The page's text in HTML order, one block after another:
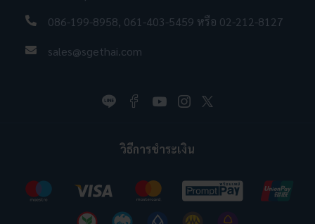
086-199-8958, 061-403-5459 หรือ 02-212-8127
sales@sgethai.com
วิธีการชำระเงิน